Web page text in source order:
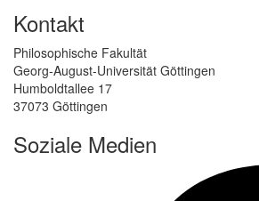
Kontakt
Philosophische Fakultät
Georg-August-Universität Göttingen
Humboldtallee 17
37073 Göttingen
Soziale Medien